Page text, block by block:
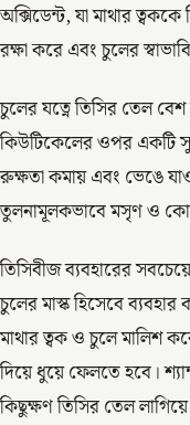
অক্সিডেন্ট, যা মাথার
রক্ষা করে এবং চুলের
চুলের যত্নে তিসির তেল
কিউটিকেলের ওপর একটি
রুক্ষতা কমায় এবং ভেঙে
তুলনামূলকভাবে মসৃণ ও
তিসিবীজ ব্যবহারের
চুলের মাস্ক হিসেবে
মাথার ত্বক ও চুলে মালিশ
দিয়ে ধুয়ে ফেলতে হবে।
কিছুক্ষণ তিসির তেল